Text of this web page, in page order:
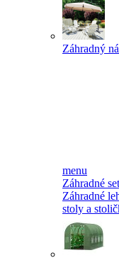
Záhradný
menu
Záhradné
Záhradné
stoly a